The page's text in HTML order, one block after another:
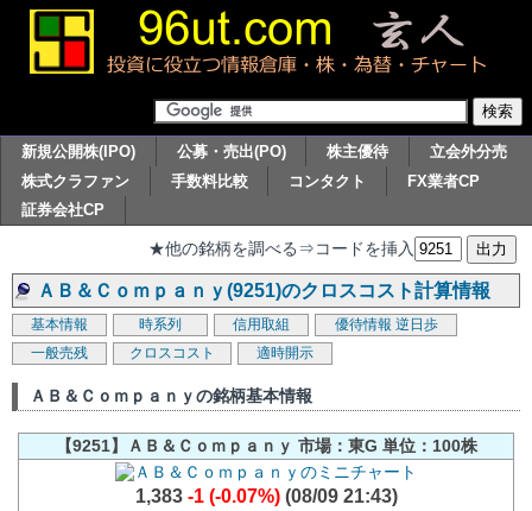
新規公開株(IPO) 公募・売出(PO) 株主優待
立会外分売
株式クラファン
手数料比較 コンタクト
FX業者CP
証券会社CP
★他の銘柄を調べる⇒コードを挿入
ＡＢ＆Ｃｏｍｐａｎｙ(9251)のクロスコスト計算情報
基本情報 時系列 信用取組 優待情報 逆日歩
一般売残
クロスコスト 適時開示
ＡＢ＆Ｃｏｍｐａｎｙの銘柄基本情報
【9251】ＡＢ＆Ｃｏｍｐａｎｙ 市場：東G 単位：100株
1,383 -1 (-0.07%)(08/09 21:43)